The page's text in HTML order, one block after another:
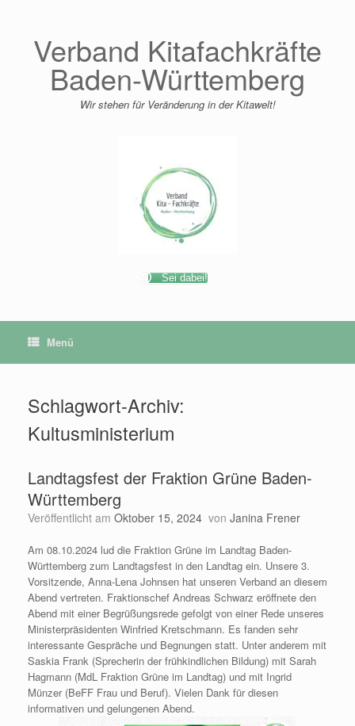
Verband Kitafachkräfte
Baden-Württemberg
Wir stehen für Veränderung in der Kitawelt!
Sei dabei!
Menü
Schlagwort-Archiv:
Kultusministerium
Landtagsfest der Fraktion Grüne Baden-
Württemberg
Veröffentlicht am Oktober 15, 2024 von Janina Frener
Am 08.10.2024 lud die Fraktion Grüne im Landtag Baden-
Württemberg zum Landtagsfest in den Landtag ein. Unsere 3.
Vorsitzende, Anna-Lena Johnsen hat unseren Verband an diesem
Abend vertreten. Fraktionschef Andreas Schwarz eröffnete den
Abend mit einer Begrüßungsrede gefolgt von einer Rede unseres
Ministerpräsidenten Winfried Kretschmann. Es fanden sehr
interessante Gespräche und Begnungen statt. Unter anderem mit
Saskia Frank (Sprecherin der frühkindlichen Bildung) mit Sarah
Hagmann (MdL Fraktion Grüne im Landtag) und mit Ingrid
Münzer (BeFF Frau und Beruf). Vielen Dank für diesen
informativen und gelungenen Abend.